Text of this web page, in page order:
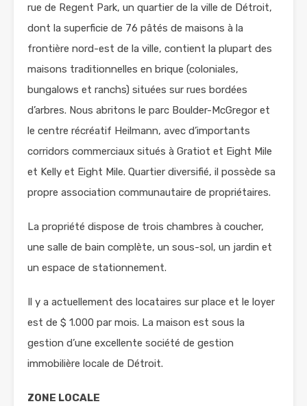
rue de Regent Park, un quartier de la ville de Détroit,
dont la superficie de 76 pâtés de maisons à la
frontière nord-est de la ville, contient la plupart des
maisons traditionnelles en brique (coloniales,
bungalows et ranchs) situées sur rues bordées
d’arbres. Nous abritons le parc Boulder-McGregor et
le centre récréatif Heilmann, avec d’importants
corridors commerciaux situés à Gratiot et Eight Mile
et Kelly et Eight Mile. Quartier diversifié, il possède sa
propre association communautaire de propriétaires.
La propriété dispose de trois chambres à coucher,
une salle de bain complète, un sous-sol, un jardin et
un espace de stationnement.
Il y a actuellement des locataires sur place et le loyer
est de $ 1.000 par mois. La maison est sous la
gestion d’une excellente société de gestion
immobilière locale de Détroit.
ZONE LOCALE